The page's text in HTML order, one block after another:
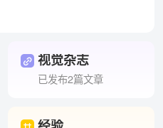
视觉杂志
已发布2篇文章